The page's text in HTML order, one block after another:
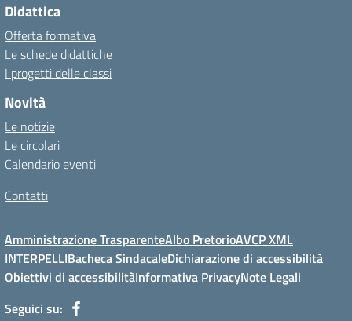
Didattica
Offerta formativa
Le schede didattiche
I progetti delle classi
Novità
Le notizie
Le circolari
Calendario eventi
Contatti
Amministrazione TrasparenteAlbo PretorioAVCP XML
INTERPELLIBacheca SindacaleDichiarazione di accessibilità
Obiettivi di accessibilitàInformativa PrivacyNote Legali
Seguici su: